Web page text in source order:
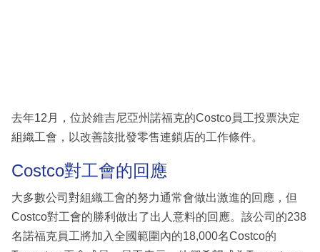
區
去年12月，位於維吉尼亞州諾福克的Costco員工投票決定
組織工會，以改善該批發零售連鎖店的工作條件。
Costco對工會的回應
大多數公司對組織工會的努力通常會做出激進的回應，但
Costco對工會的勝利做出了出人意料的回應。該公司的238
名諾福克員工將加入全國範圍內的18,000名Costco的